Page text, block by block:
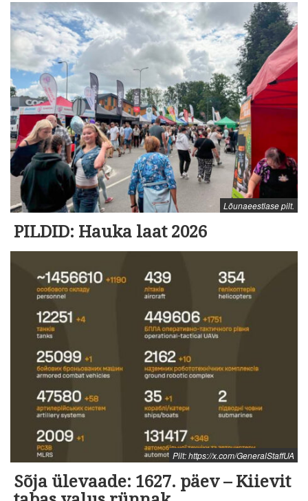
Lõunaeestlase pilt.
PILDID: Hauka laat 2026
Pilt: https://x.com/GeneralStaffUA
Sõja ülevaade: 1627. päev – Kiievit